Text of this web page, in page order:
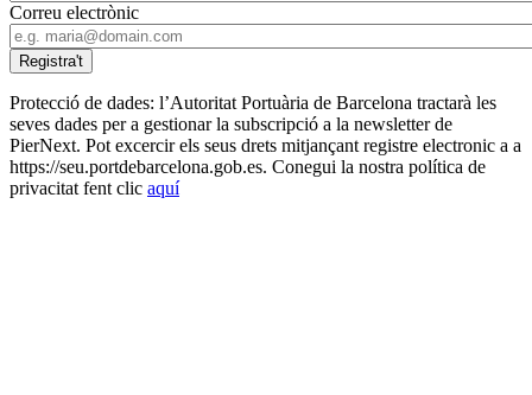
Correu electrònic
Protecció de dades: l’Autoritat Portuària de Barcelona tractarà les
seves dades per a gestionar la subscripció a la newsletter de
PierNext. Pot excercir els seus drets mitjançant registre electronic a a
https://seu.portdebarcelona.gob.es. Conegui la nostra política de
privacitat fent clic aquí